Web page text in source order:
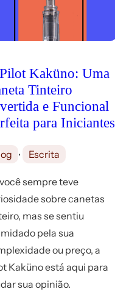
Kaküno: Uma
Tinteiro
e Funcional
para Iniciantes
, Escrita
sempre teve
sobre canetas
mas se sentiu
pela sua
ou preço, a
Kaküno está aqui para
sua opinião.